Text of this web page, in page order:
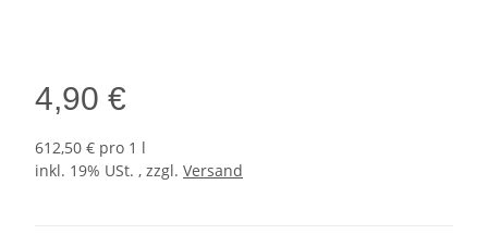
4,90 €
612,50 € pro 1 l
inkl. 19% USt. , zzgl. Versand